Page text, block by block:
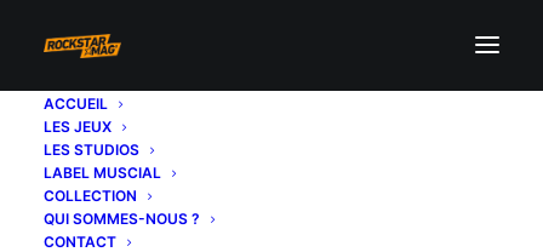
ACCUEIL
LES JEUX
LES STUDIOS
LABEL MUSCIAL
COLLECTION
QUI SOMMES-NOUS ?
CONTACT